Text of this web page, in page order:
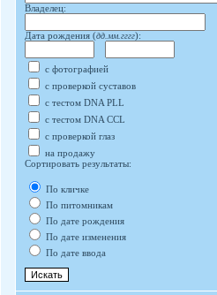
Владелец:
Дата рождения (дд.мм.гггг):
с фотографией
с проверкой суставов
с тестом DNA PLL
с тестом DNA CCL
с проверкой глаз
на продажу
Сортировать результаты:
По кличке
По питомникам
По дате рождения
По дате изменения
По дате ввода